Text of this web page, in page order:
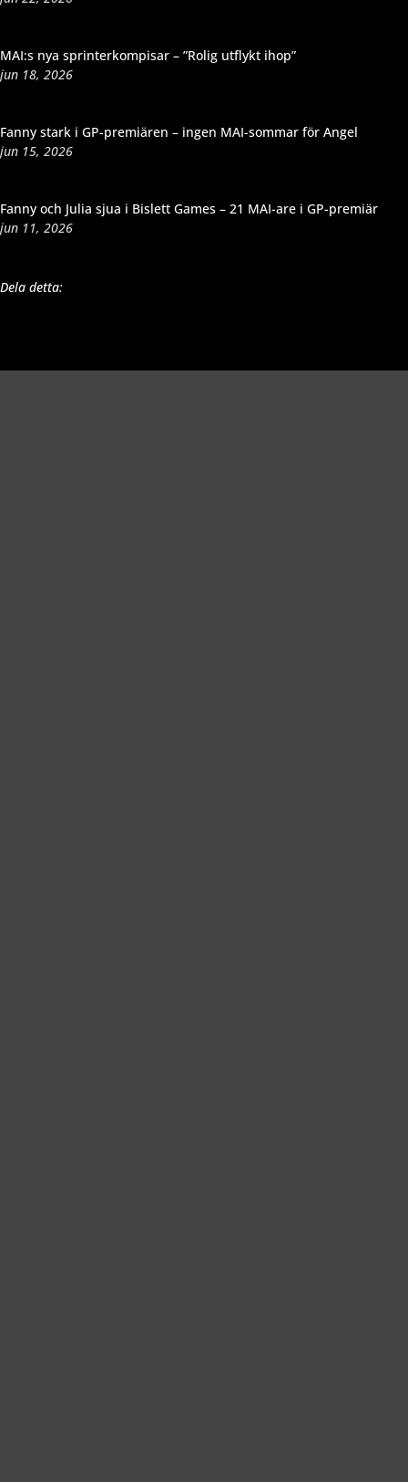
MAI:s nya sprinterkompisar – ”Rolig utflykt ihop”
jun 18, 2026
Fanny stark i GP-premiären – ingen MAI-sommar för Angel
jun 15, 2026
Fanny och Julia sjua i Bislett Games – 21 MAI-are i GP-premiär
jun 11, 2026
Dela detta: